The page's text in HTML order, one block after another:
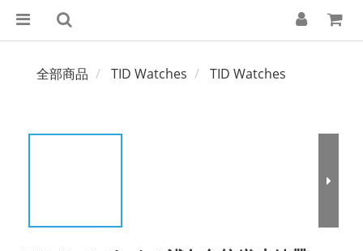
全部商品 TID Watches TID Watches